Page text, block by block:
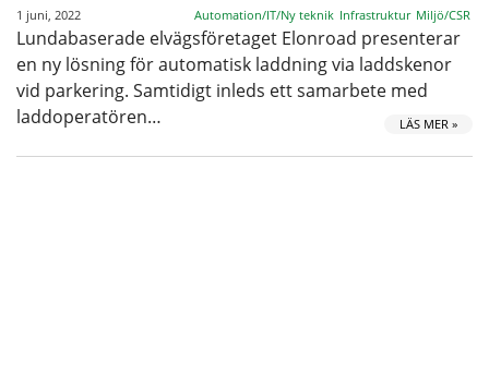
1 juni, 2022 Automation/IT/Ny teknik Infrastruktur Miljö/CSR
Lundabaserade elvägsföretaget Elonroad presenterar
en ny lösning för automatisk laddning via laddskenor
vid parkering. Samtidigt inleds ett samarbete med
laddoperatören…
LÄS MER »